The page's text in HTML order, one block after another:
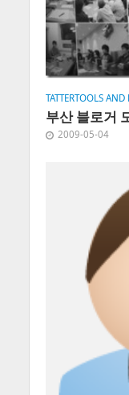
TATTERTOOLS AND
부산 블로거
2009-05-04